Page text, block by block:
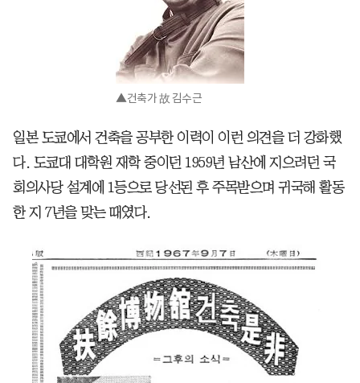
▲건축가 故 김수근
일본 도쿄에서 건축을 공부한 이력이 이런 의견을 더 강화했
다. 도쿄대 대학원 재학 중이던 1959년 남산에 지으려던 국
회의사당 설계에 1등으로 당선된 후 주목받으며 귀국해 활동
한 지 7년을 맞는 때였다.